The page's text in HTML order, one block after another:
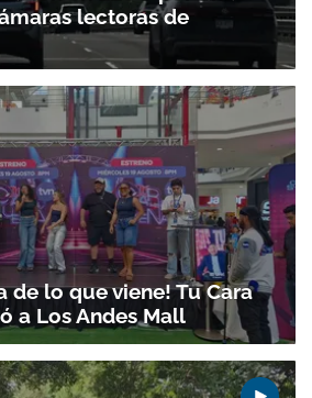
lectoras de
de lo que viene! Tu Cara
a Los Andes Mall